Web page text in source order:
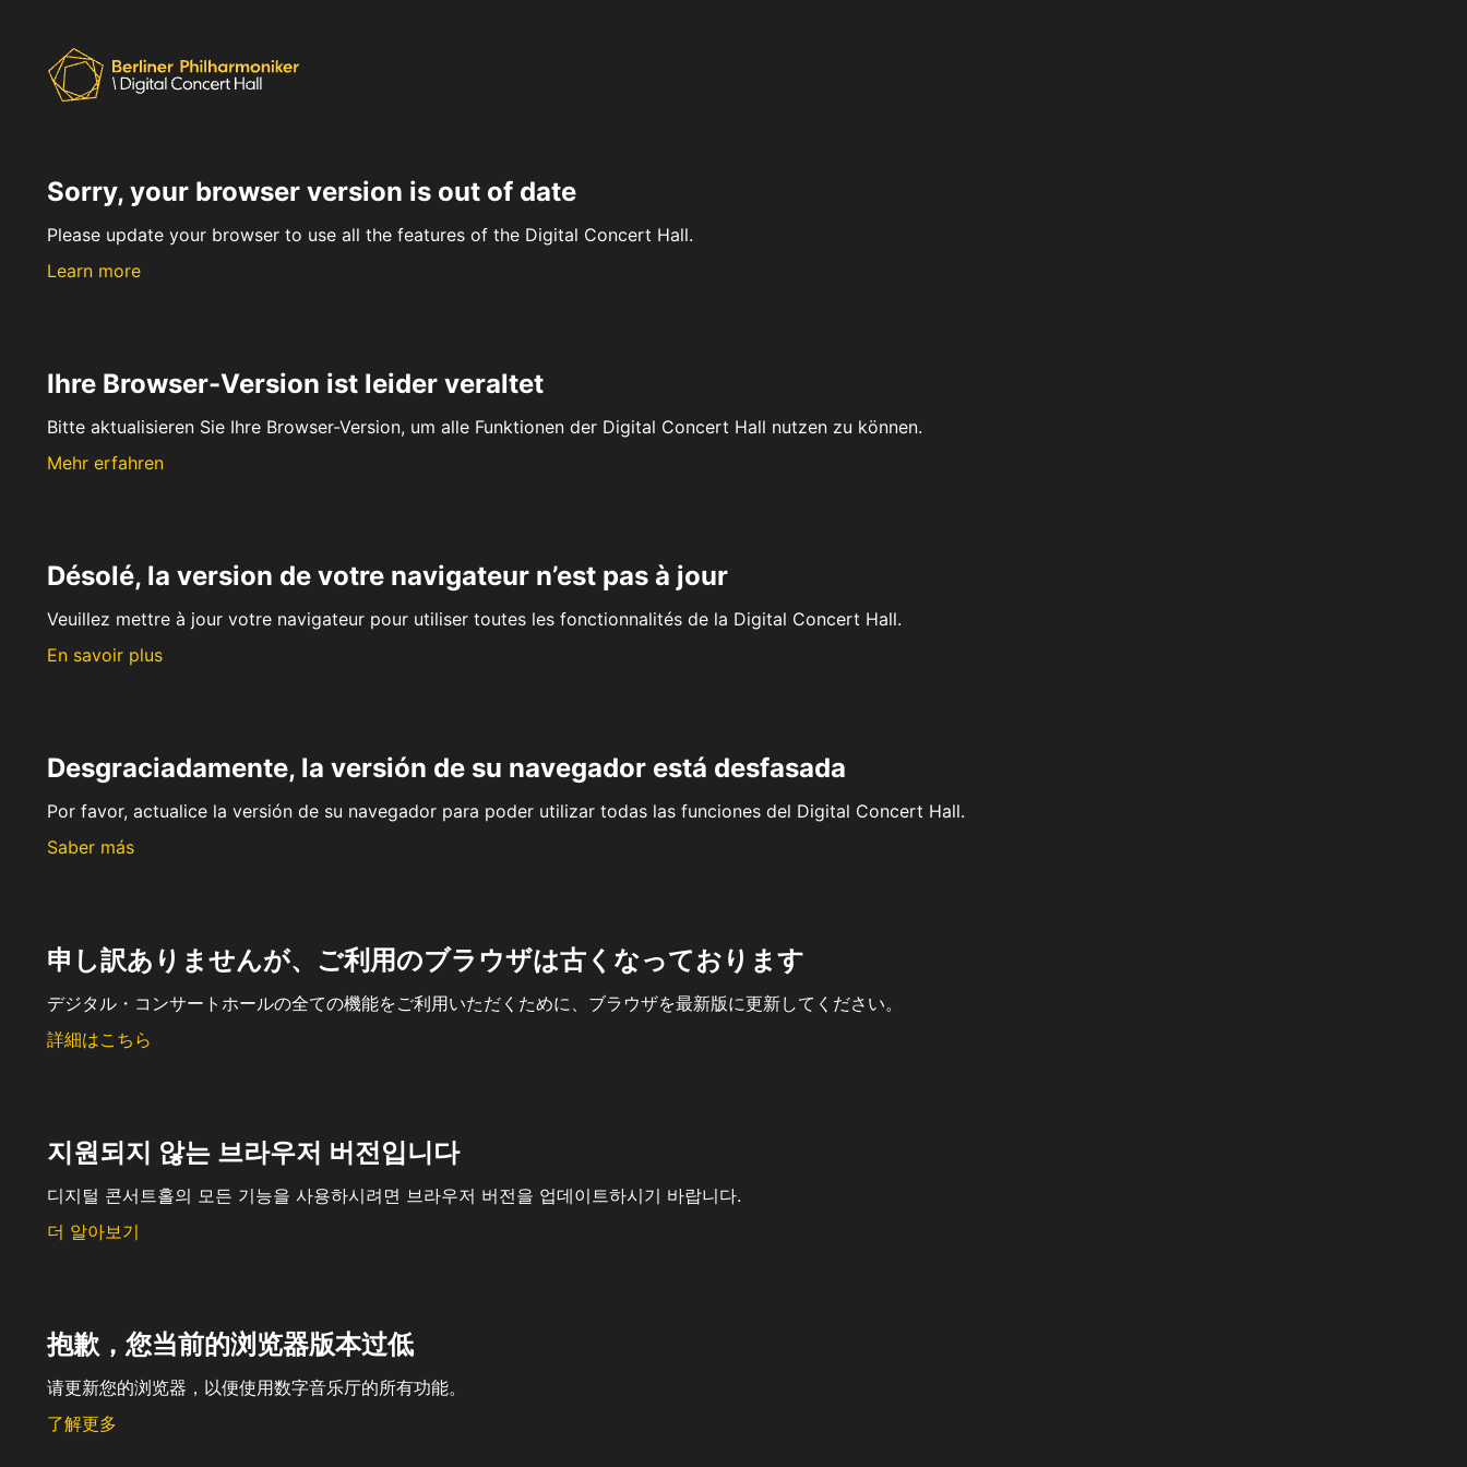
Sorry, your browser version is out of date
Please update your browser to use all the features of the Digital Concert Hall.
Learn more
Ihre Browser-Version ist leider veraltet
Bitte aktualisieren Sie Ihre Browser-Version, um alle Funktionen der Digital Concert Hall nutzen zu können.
Mehr erfahren
Désolé, la version de votre navigateur n’est pas à jour
Veuillez mettre à jour votre navigateur pour utiliser toutes les fonctionnalités de la Digital Concert Hall.
En savoir plus
Desgraciadamente, la versión de su navegador está desfasada
Por favor, actualice la versión de su navegador para poder utilizar todas las funciones del Digital Concert Hall.
Saber más
申し訳ありませんが、ご利用のブラウザは古くなっております
デジタル・コンサートホールの全ての機能をご利用いただくために、ブラウザを最新版に更新してください。
詳細はこちら
지원되지 않는 브라우저 버전입니다
디지털 콘서트홀의 모든 기능을 사용하시려면 브라우저 버전을 업데이트하시기 바랍니다.
더 알아보기
抱歉，您当前的浏览器版本过低
请更新您的浏览器，以便使用数字音乐厅的所有功能。
了解更多